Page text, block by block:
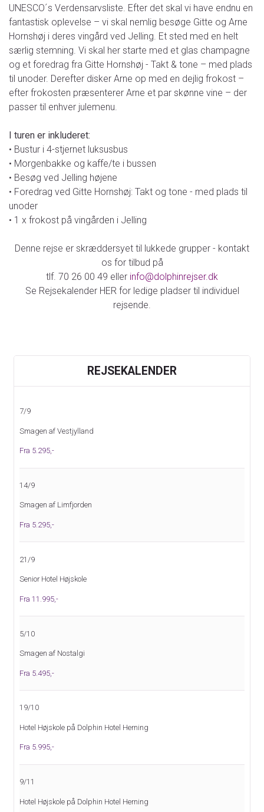
UNESCO´s Verdensarvsliste. Efter det skal vi have endnu en
fantastisk oplevelse – vi skal nemlig besøge Gitte og Arne
Hornshøj i deres vingård ved Jelling. Et sted med en helt
særlig stemning. Vi skal her starte med et glas champagne
og et foredrag fra Gitte Hornshøj - Takt & tone – med plads
til unoder. Derefter disker Arne op med en dejlig frokost –
efter frokosten præsenterer Arne et par skønne vine – der
passer til enhver julemenu.
I turen er inkluderet:
• Bustur i 4-stjernet luksusbus
• Morgenbakke og kaffe/te i bussen
• Besøg ved Jelling højene
• Foredrag ved Gitte Hornshøj: Takt og tone - med plads til
unoder
• 1 x frokost på vingården i Jelling
Denne rejse er skræddersyet til lukkede grupper - kontakt
os for tilbud på
tlf. 70 26 00 49 eller info@dolphinrejser.dk
Se Rejsekalender HER for ledige pladser til individuel
rejsende.
KONTAKT OS
REJSEKALENDER
7/9
Smagen af Vestjylland
Fra 5.295,-
14/9
Smagen af Limfjorden
Fra 5.295,-
21/9
Senior Hotel Højskole
Fra 11.995,-
5/10
Smagen af Nostalgi
Fra 5.495,-
19/10
Hotel Højskole på Dolphin Hotel Herning
Fra 5.995,-
9/11
Hotel Højskole på Dolphin Hotel Herning